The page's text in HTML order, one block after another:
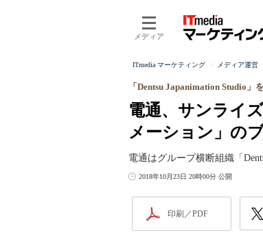
メディア
ITmedia マーケティング メディア運営
電通、サンライ
メーション」の
「Dentsu Japanimation Studio」
電通はグループ横断組織「
2018年10月23日 20時00分 公開
印刷／PDF